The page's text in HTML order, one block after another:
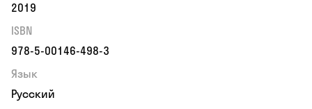
2019
ISBN
978-5-00146-498-3
Язык
Русский